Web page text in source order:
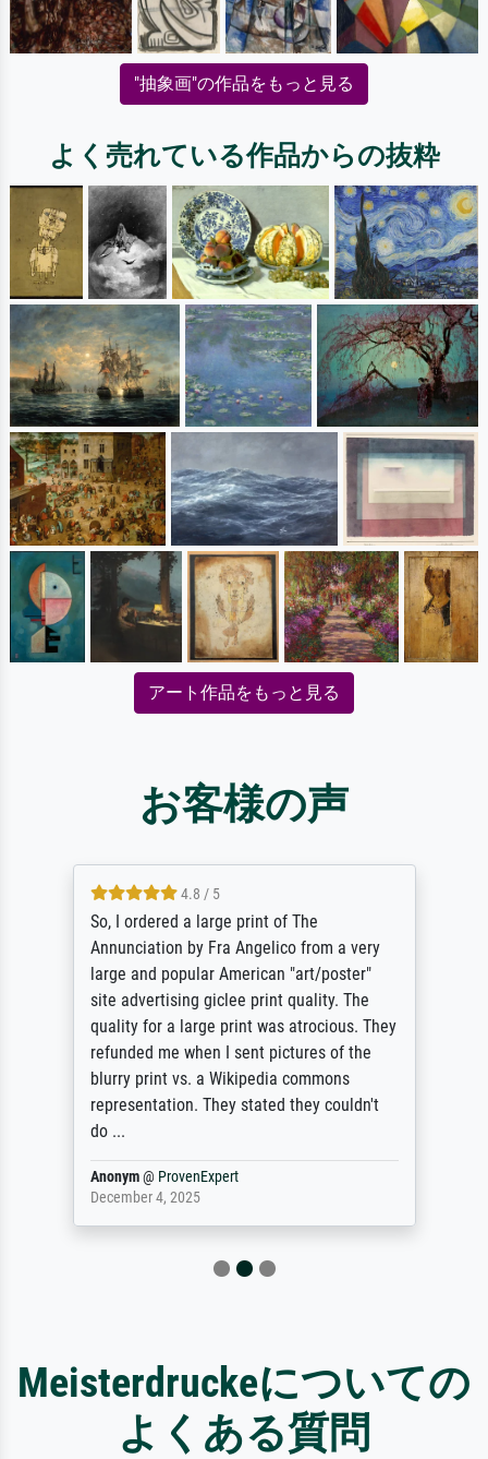
"抽象画"の作品をもっと見る
よく売れている作品からの抜粋
アート作品をもっと見る
お客様の声
4.8 / 5
So, I ordered a large print of The
Annunciation by Fra Angelico from a very
large and popular American "art/poster"
site advertising giclee print quality. The
quality for a large print was atrocious. They
refunded me when I sent pictures of the
blurry print vs. a Wikipedia commons
representation. They stated they couldn't
do ...
Anonym@ ProvenExpert
December 4, 2025
Meisterdruckeについての
よくある質問